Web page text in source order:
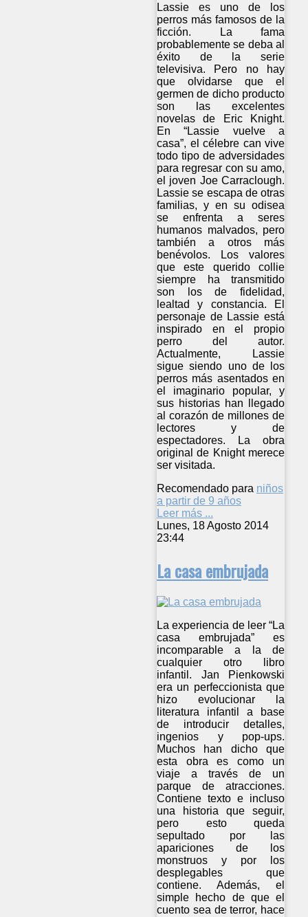
Lassie es uno de los
perros más famosos de la
ficción. La fama
probablemente se deba al
éxito de la serie
televisiva. Pero no hay
que olvidarse que el
germen de dicho producto
son las excelentes
novelas de Eric Knight.
En “Lassie vuelve a
casa”, el célebre can vive
todo tipo de adversidades
para regresar con su amo,
el joven Joe Carraclough.
Lassie se escapa de otras
familias, y en su odisea
se enfrenta a seres
humanos malvados, pero
también a otros más
benévolos. Los valores
que este querido collie
siempre ha transmitido
son los de fidelidad,
lealtad y constancia. El
personaje de Lassie está
inspirado en el propio
perro del autor.
Actualmente, Lassie
sigue siendo uno de los
perros más asentados en
el imaginario popular, y
sus historias han llegado
al corazón de millones de
lectores y de
espectadores. La obra
original de Knight merece
ser visitada.
Recomendado para niños
a partir de 9 años
Leer más ...
Lunes, 18 Agosto 2014
23:44
La casa embrujada
La experiencia de leer “La
casa embrujada” es
incomparable a la de
cualquier otro libro
infantil. Jan Pienkowski
era un perfeccionista que
hizo evolucionar la
literatura infantil a base
de introducir detalles,
ingenios y pop-ups.
Muchos han dicho que
esta obra es como un
viaje a través de un
parque de atracciones.
Contiene texto e incluso
una historia que seguir,
pero esto queda
sepultado por las
apariciones de los
monstruos y por los
desplegables que
contiene. Además, el
simple hecho de que el
cuento sea de terror, hace